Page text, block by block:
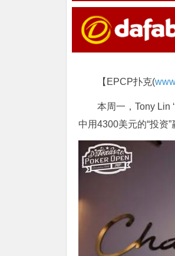
【EPCP扑克(
本周一，Tony Lin
中用4300美元的“投资